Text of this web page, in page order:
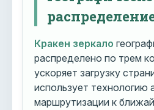
Кракен зеркало
распределено по трем
ускоряет загрузку
использует технологию
маршрутизации к